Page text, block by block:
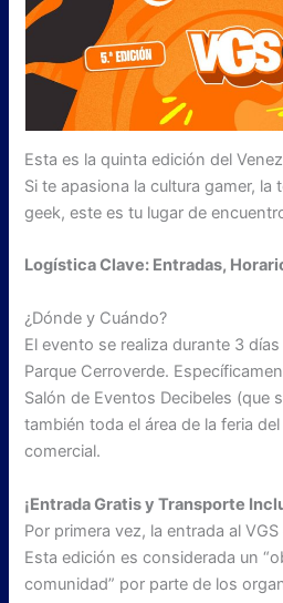
Esta es la quinta edición del
Si te apasiona la cultura gamer, la
geek, este es tu lugar de
Logística Clave: Entradas,
¿Dónde y Cuándo?
El evento se realiza durante 3
Parque Cerroverde.
Salón de Eventos Decibeles (que
también toda el área de la feria
comercial.
¡Entrada Gratis y Transporte
Por primera vez, la entrada al
Esta edición es considerada un
comunidad” por parte de los